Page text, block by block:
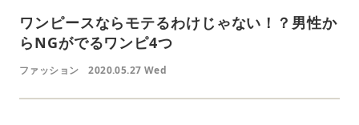
ワンピースならモテるわけじゃない！？男性か
らNGがでるワンピ4つ
ファッション 2020.05.27 Wed